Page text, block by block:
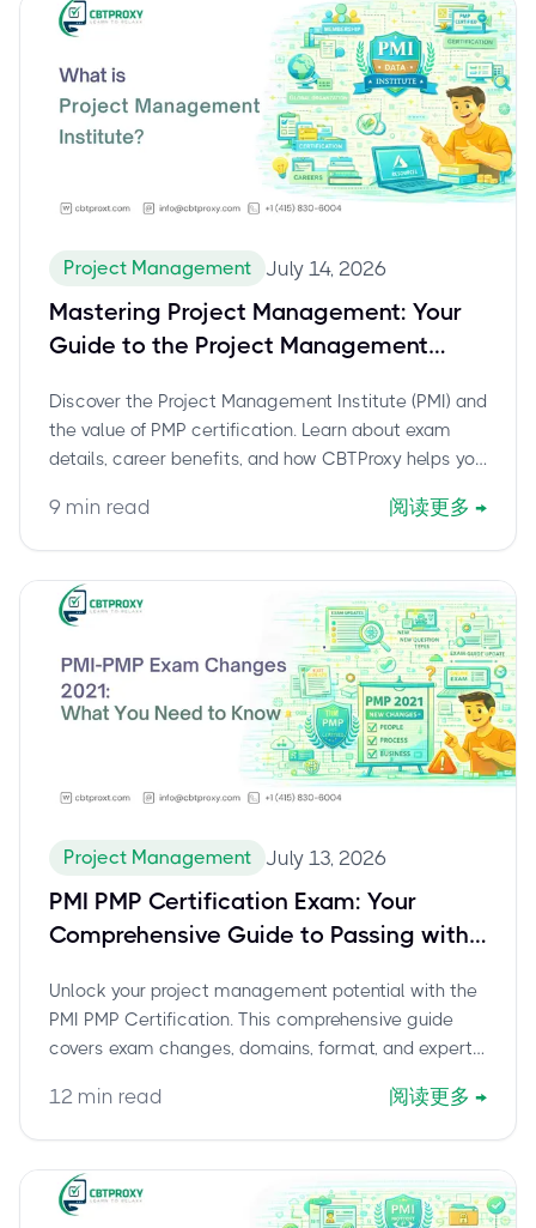
Project Management July 14, 2026
Mastering Project Management: Your
Guide to the Project Management
Discover the Project Management Institute (PMI) and
the value of PMP certification. Learn about exam
details, career benefits, and how CBTProxy helps you
9 min read 阅读更多 →
Project Management July 13, 2026
PMI PMP Certification Exam: Your
Comprehensive Guide to Passing with
Unlock your project management potential with the
PMI PMP Certification. This comprehensive guide
covers exam changes, domains, format, and expert
CBTProxy.
12 min read 阅读更多 →